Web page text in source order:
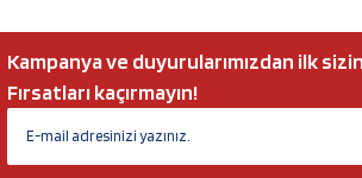
Kampanya ve duyurularımızdan ilk
Fırsatları kaçırmayın!